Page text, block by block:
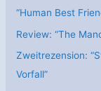
“Human Best
Review: “The
Zweitrezension:
Vorfall”